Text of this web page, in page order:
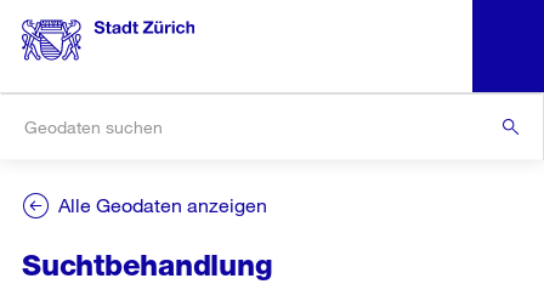
Alle Geodaten anzeigen
Suchtbehandlung